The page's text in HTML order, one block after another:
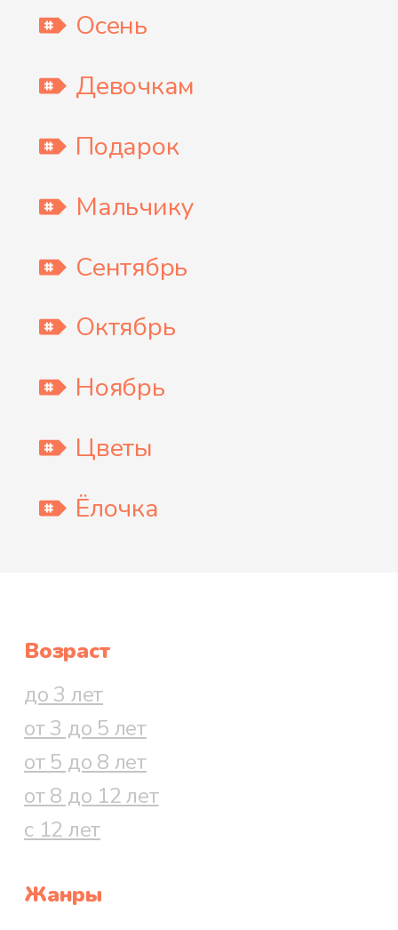
Осень
Девочкам
Подарок
Мальчику
Сентябрь
Октябрь
Ноябрь
Цветы
Ёлочка
Возраст
до 3 лет
от 3 до 5 лет
от 5 до 8 лет
от 8 до 12 лет
с 12 лет
Жанры